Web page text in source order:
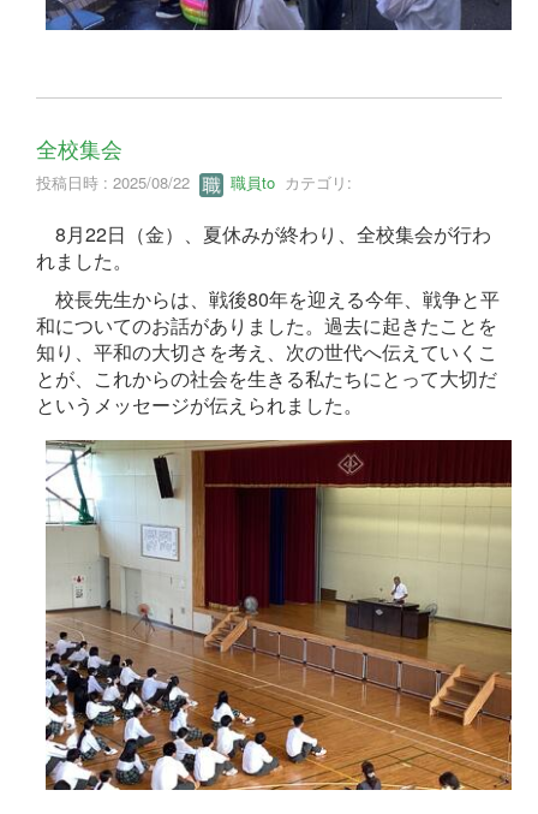
全校集会
投稿日時 : 2025/08/22 職員to カテゴリ:
8月22日（金）、夏休みが終わり、全校集会が行わ
れました。
校長先生からは、戦後80年を迎える今年、戦争と平
和についてのお話がありました。過去に起きたことを
知り、平和の大切さを考え、次の世代へ伝えていくこ
とが、これからの社会を生きる私たちにとって大切だ
というメッセージが伝えられました。